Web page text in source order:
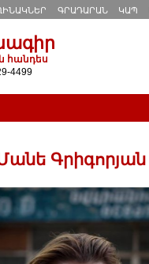
ԳՐԱԴԱՐԱՆ ԿԱՊ
հանդես
4499
Գրիգորյան